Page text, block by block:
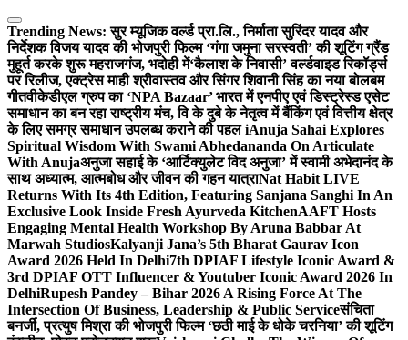
Skip
to
content
Trending News: सुर म्यूजिक वर्ल्ड प्रा.लि., निर्माता सुरिंदर यादव और
निर्देशक विजय यादव की भोजपुरी फिल्म ‘गंगा जमुना सरस्वती’ की शूटिंग ग्रैंड
मुहूर्त करके शुरू महराजगंज, भदोही में‘कैलाश के निवासी’ वर्ल्डवाइड रिकॉर्ड्स
पर रिलीज, एक्ट्रेस माही श्रीवास्तव और सिंगर शिवानी सिंह का नया बोलबम
गीतवीकेडीएल ग्रुप का ‘NPA Bazaar’ भारत में एनपीए एवं डिस्ट्रेस्ड एसेट
समाधान का बन रहा राष्ट्रीय मंच, वि के दुबे के नेतृत्व में बैंकिंग एवं वित्तीय क्षेत्र
के लिए समग्र समाधान उपलब्ध कराने की पहल iAnuja Sahai Explores
Spiritual Wisdom With Swami Abhedananda On Articulate
With Anujaअनुजा सहाई के ‘आर्टिक्युलेट विद अनुजा’ में स्वामी अभेदानंद के
साथ अध्यात्म, आत्मबोध और जीवन की गहन यात्राNat Habit LIVE
Returns With Its 4th Edition, Featuring Sanjana Sanghi In An
Exclusive Look Inside Fresh Ayurveda KitchenAAFT Hosts
Engaging Mental Health Workshop By Aruna Babbar At
Marwah StudiosKalyanji Jana’s 5th Bharat Gaurav Icon
Award 2026 Held In Delhi7th DPIAF Lifestyle Iconic Award &
3rd DPIAF OTT Influencer & Youtuber Iconic Award 2026 In
DelhiRupesh Pandey – Bihar 2026 A Rising Force At The
Intersection Of Business, Leadership & Public Serviceसंचिता
बनर्जी, प्रत्युष मिश्रा की भोजपुरी फिल्म ‘छठी माई के धोके चरनिया’ की शूटिंग